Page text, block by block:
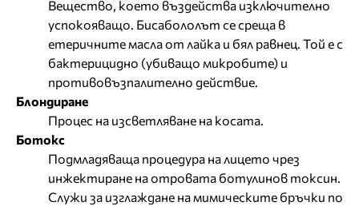
Вещество, което въздейства изключително
успокояващо. Бисабололът се среща в
етеричните масла от лайка и бял равнец. Той е с
бактерицидно (убиващо микробите) и
противовъзпалително действие.
Блондиране
Процес на изсветляване на косата.
Ботокс
Подмладяваща процедура на лицето чрез
инжектиране на отровата ботулинов токсин.
Служи за изглаждане на мимическите бръчки по